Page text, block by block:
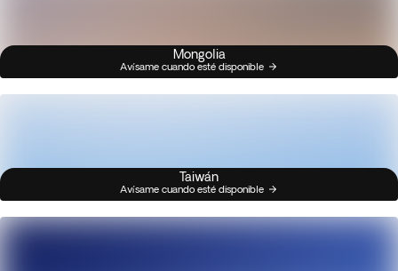
Mongolia
Avísame cuando esté disponible
Taiwán
Avísame cuando esté disponible